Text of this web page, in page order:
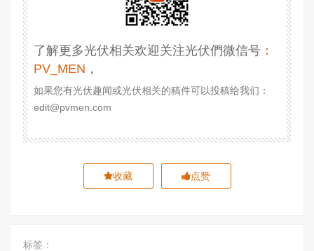
了解更多光伏相关欢迎关注光伏們微信号 ：
PV_MEN ，
如果您有光伏趣闻或光伏相关的稿件可以投稿给我们：
edit@pvmen.com
收藏 点赞
标签：